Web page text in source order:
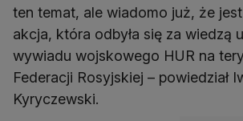
ten temat, ale wiadomo już, że
akcja, która odbyła się za wiedzą
wywiadu wojskowego HUR na
Federacji Rosyjskiej – powiedział
Kyryczewski.